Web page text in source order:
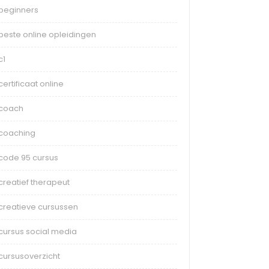
online opleidingen
online
95 cursus
therapeut
cursussen
social media